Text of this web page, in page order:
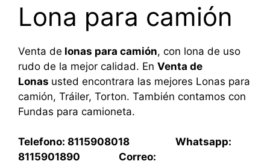
Lona para camión
Venta de lonas para camión, con lona de uso
rudo de la mejor calidad. En Venta de
Lonas usted encontrara las mejores Lonas para
camión, Tráiler, Torton. También contamos con
Fundas para camioneta.
Telefono: 8115908018 Whatsapp:
8115901890 Correo: